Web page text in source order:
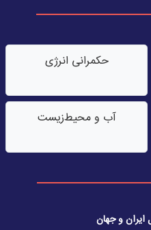
حکمرانی انرژی
آب‌ و محیط‌زیست
ایران و جهان